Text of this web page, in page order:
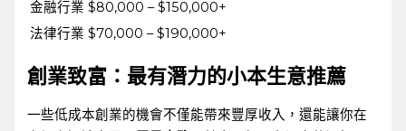
金融行業 $80,000 – $150,000+
法律行業 $70,000 – ⁢$190,000+
創業致富：最有潛力的小本生意推薦
一些低成本創業的機會不僅能帶來豐厚收入，還能讓你在